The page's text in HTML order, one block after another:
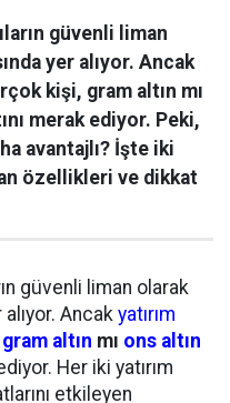
güvenli liman
yer alıyor. Ancak
kişi, gram altın mı
merak ediyor. Peki,
avantajlı? İşte iki
özellikleri ve dikkat
güvenli liman olarak
Ancak yatırım
gram altın mı ons altın
Her iki yatırım
etkileyen